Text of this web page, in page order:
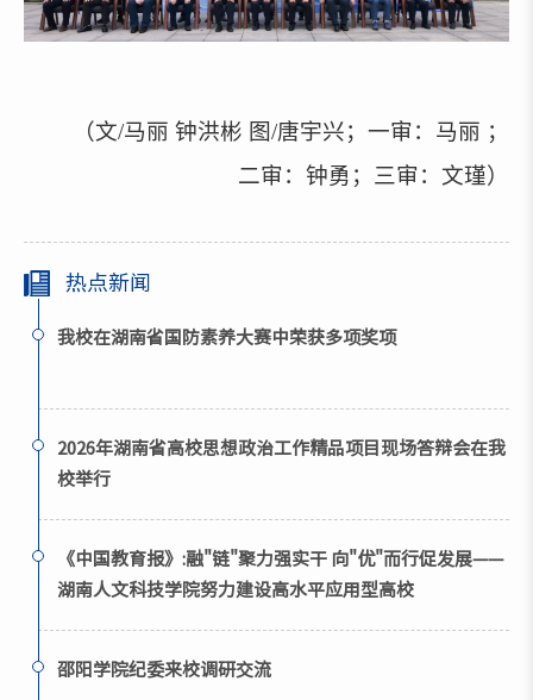
（文/马丽 钟洪彬 图/唐宇兴；一审：马丽 ；
二审：钟勇；三审：文瑾）
热点新闻
我校在湖南省国防素养大赛中荣获多项奖项
2026年湖南省高校思想政治工作精品项目现场答辩会在我
校举行
《中国教育报》:融"链"聚力强实干 向"优"而行促发展——
湖南人文科技学院努力建设高水平应用型高校
邵阳学院纪委来校调研交流